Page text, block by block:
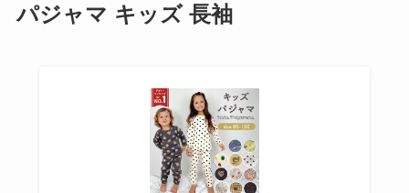
パジャマ キッズ 長袖